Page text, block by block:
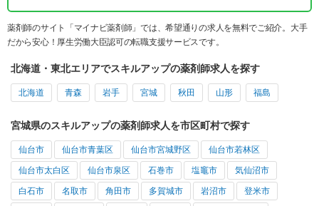
薬剤師のサイト「マイナビ薬剤師」では、希望通りの求人を無料でご紹介。大手
だから安心！厚生労働大臣認可の転職支援サービスです。
北海道・東北エリアでスキルアップの薬剤師求人を探す
北海道 青森 岩手 宮城 秋田 山形 福島
宮城県のスキルアップの薬剤師求人を市区町村で探す
仙台市 仙台市青葉区 仙台市宮城野区 仙台市若林区
仙台市太白区 仙台市泉区 石巻市 塩竈市 気仙沼市
白石市 名取市 角田市 多賀城市 岩沼市 登米市